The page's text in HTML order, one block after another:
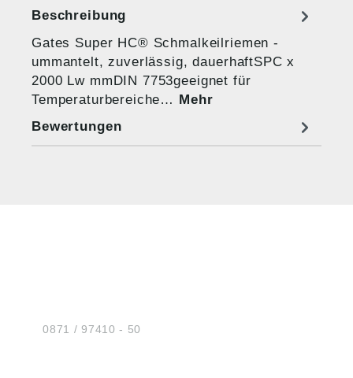
Beschreibung
Gates Super HC® Schmalkeilriemen -
ummantelt, zuverlässig, dauerhaftSPC x
2000 Lw mmDIN 7753geeignet für
Temperaturbereiche… Mehr
Bewertungen
Tel.:0871 / 97410 - 50